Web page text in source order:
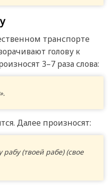
транспорте
голову к
3–7 раза слова:
Далее произносят:
(твоей рабе) (свое